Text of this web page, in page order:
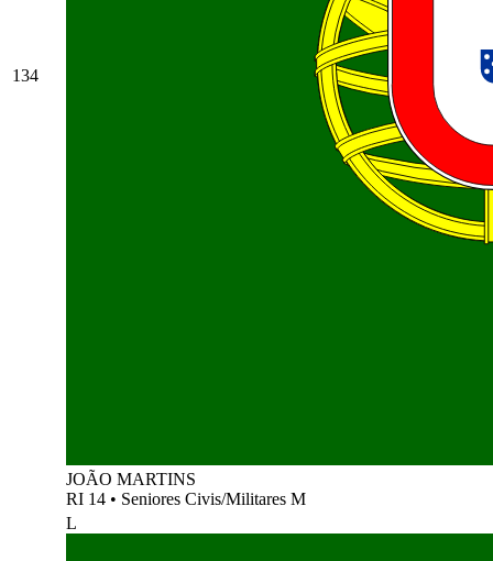
134
JOÃO MARTINS
RI 14 • Seniores Civis/Militares M
L